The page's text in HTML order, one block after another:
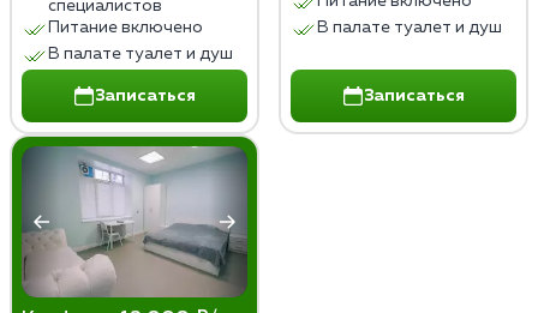
специалистов
Питание включено
В палате туалет и душ
Записаться
В палате туалет и душ
Записаться